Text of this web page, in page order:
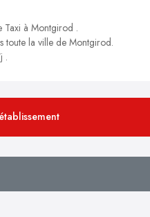
Taxi à Montgirod .
toute la ville de Montgirod.
.